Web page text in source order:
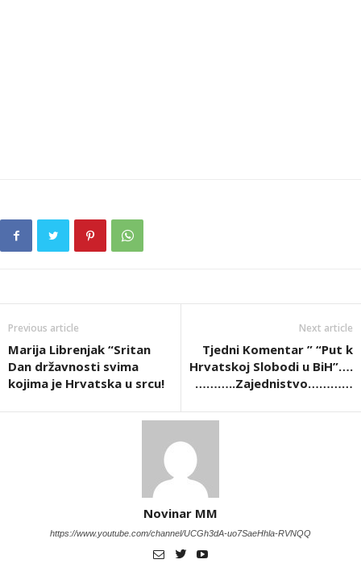
Previous article
Marija Librenjak “Sritan
Dan državnosti svima
kojima je Hrvatska u srcu!
Next article
Tjedni Komentar ” “Put k
Hrvatskoj Slobodi u BiH”….
………..Zajednistvo…………
Novinar MM
https://www.youtube.com/channel/UCGh3dA-uo7SaeHhla-RVNQQ